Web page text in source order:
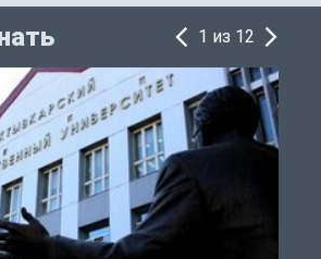
1 из 12